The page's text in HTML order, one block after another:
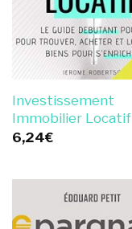
Investissement
Immobilier Locatif
6,24€